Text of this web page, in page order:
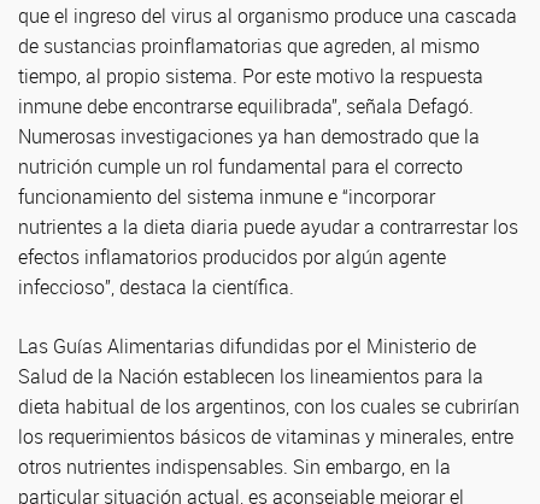
que el ingreso del virus al organismo produce una cascada
de sustancias proinflamatorias que agreden, al mismo
tiempo, al propio sistema. Por este motivo la respuesta
inmune debe encontrarse equilibrada”, señala Defagó.
Numerosas investigaciones ya han demostrado que la
nutrición cumple un rol fundamental para el correcto
funcionamiento del sistema inmune e “incorporar
nutrientes a la dieta diaria puede ayudar a contrarrestar los
efectos inflamatorios producidos por algún agente
infeccioso”, destaca la científica.
Las Guías Alimentarias difundidas por el Ministerio de
Salud de la Nación establecen los lineamientos para la
dieta habitual de los argentinos, con los cuales se cubrirían
los requerimientos básicos de vitaminas y minerales, entre
otros nutrientes indispensables. Sin embargo, en la
particular situación actual, es aconsejable mejorar el